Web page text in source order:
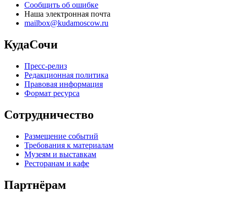
Сообщить об ошибке
Наша электронная почта
mailbox@kudamoscow.ru
КудаСочи
Пресс-релиз
Редакционная политика
Правовая информация
Формат ресурса
Сотрудничество
Размещение событий
Требования к материалам
Музеям и выставкам
Ресторанам и кафе
Партнёрам